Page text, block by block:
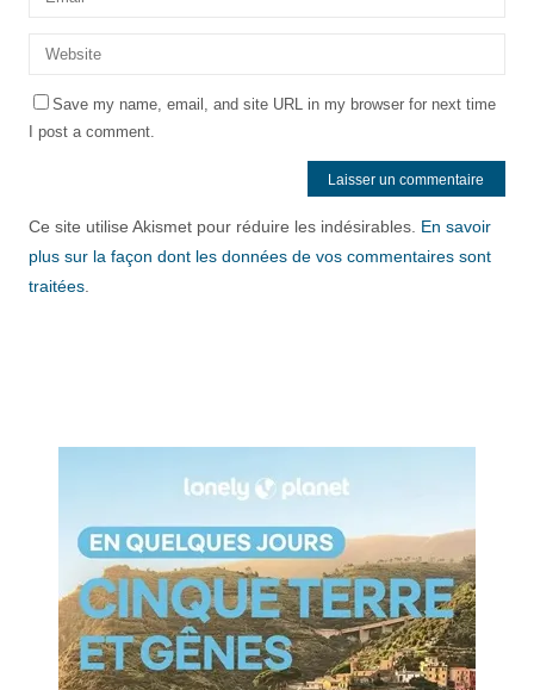
Save my name, email, and site URL in my browser for next time
I post a comment.
Ce site utilise Akismet pour réduire les indésirables. En savoir
plus sur la façon dont les données de vos commentaires sont
traitées